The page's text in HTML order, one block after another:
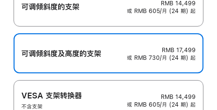
可调倾斜度的支架
RMB 14,499
或 RMB 605/月 (24 期) 起
可调倾斜度及高‍度的支‍架
RMB 17,499
或 RMB 730/月 (24 期) 起
VESA 支架转换器
不含支架
RMB 14,499
或 RMB 605/月 (24 期) 起